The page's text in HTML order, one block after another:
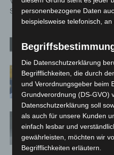
September
Verwandte Artikel Mehr vom
Letzte
aus
Corona-
zum 1. März
personenbezogene Daten
beispielsweise telefonisch, an
Die Datenschutzerklärung
Begrifflichkeiten, die durch
und Verordnungsgeber beim
Grundverordnung (DS-GVO)
Datenschutzerklärung soll
als auch für unsere Kunden
einfach lesbar und
gewährleisten, möchten wir
Begrifflichkeiten erläutern.